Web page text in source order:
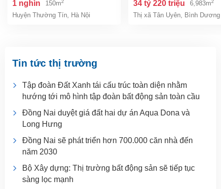
1 nghìn 150m2
Huyện Thường Tín, Hà Nội
34 tỷ 220 triệu 6,983m2
Thị xã Tân Uyên, Bình Dương
Tin tức thị trường
Tập đoàn Đất Xanh tái cấu trúc toàn diện nhằm
hướng tới mô hình tập đoàn bất động sản toàn cầu
Đồng Nai duyệt giá đất hai dự án Aqua Dona và
Long Hưng
Đồng Nai sẽ phát triển hơn 700.000 căn nhà đến
năm 2030
Bộ Xây dựng: Thị trường bất động sản sẽ tiếp tục
sàng lọc mạnh